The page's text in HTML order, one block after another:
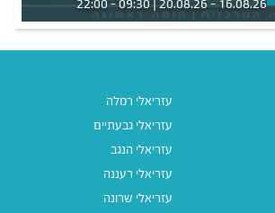
16.08.26 - 20.08.26 | 09:30 - 22:00
עזריאלי רמלה
עזריאלי גבעתיים
עזריאלי הנגב
עזריאלי רעננה
עזריאלי שרונה